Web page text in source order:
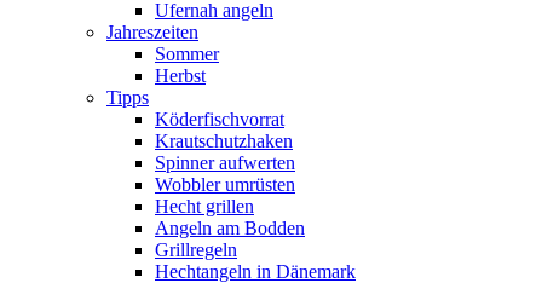
Ufernah angeln
Jahreszeiten
Sommer
Herbst
Tipps
Köderfischvorrat
Krautschutzhaken
Spinner aufwerten
Wobbler umrüsten
Hecht grillen
Angeln am Bodden
Grillregeln
Hechtangeln in Dänemark